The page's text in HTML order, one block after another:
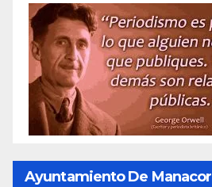
Ayuntamiento De Manacor